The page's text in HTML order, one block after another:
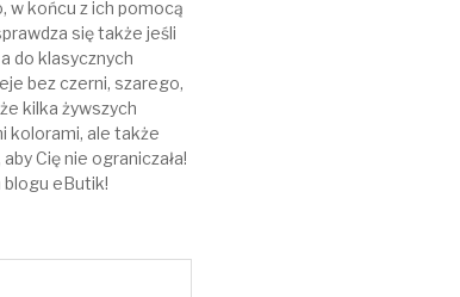
w końcu z ich pomocą
się także jeśli
do klasycznych
bez czerni, szarego,
kilka żywszych
kolorami, ale także
Cię nie ograniczała!
blogu eButik!